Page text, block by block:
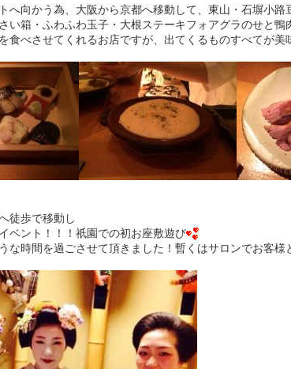
へ向かう為、大阪から京都へ移動して、東山・石塀小路
い箱・ふわふわ玉子・大根ステーキフォアグラのせと鴨
食べさせてくれるお店ですが、出てくるものすべてが美
徒歩で移動し
ベント！！！祇園での初お座敷遊び
な時間を過ごさせて頂きました！暫くはサロンでお客様